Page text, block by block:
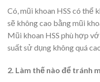
Có, mũi khoan HSS có thể
sẽ không cao bằng mũi
Mũi khoan HSS phù hợp
suất sử dụng không quá
2. Làm thế nào để tránh